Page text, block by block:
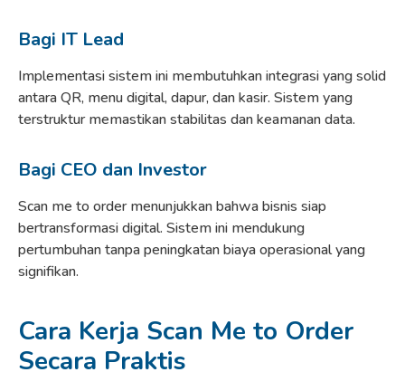
Bagi IT Lead
Implementasi sistem ini membutuhkan integrasi yang solid
antara QR, menu digital, dapur, dan kasir. Sistem yang
terstruktur memastikan stabilitas dan keamanan data.
Bagi CEO dan Investor
Scan me to order menunjukkan bahwa bisnis siap
bertransformasi digital. Sistem ini mendukung
pertumbuhan tanpa peningkatan biaya operasional yang
signifikan.
Cara Kerja Scan Me to Order
Secara Praktis